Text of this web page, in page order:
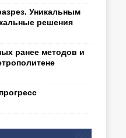
Уникальным
решения
ранее методов и